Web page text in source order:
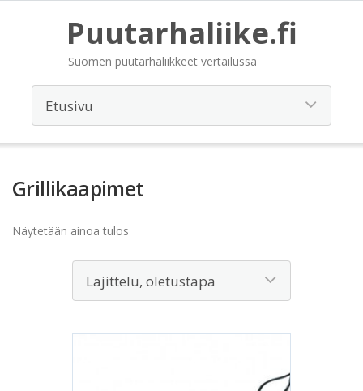
Puutarhaliike.fi
Suomen puutarhaliikkeet vertailussa
Grillikaapimet
Näytetään ainoa tulos